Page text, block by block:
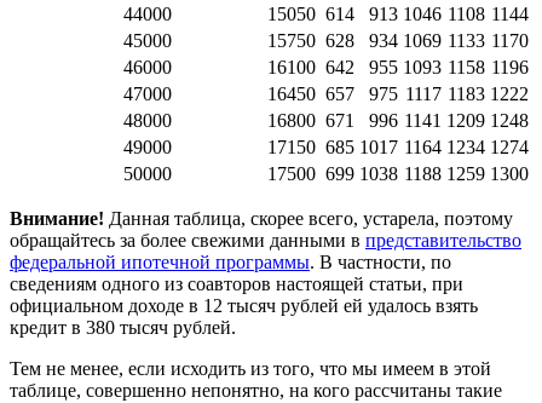
44000
15050 614 913 1046 1108 1144
45000
15750 628 934 1069 1133 1170
46000
16100 642 955 1093 1158 1196
47000
16450 657 975 1117 1183 1222
48000
16800 671 996 1141 1209 1248
49000
17150 685 1017 1164 1234 1274
50000
17500 699 1038 1188 1259 1300
Внимание! Данная таблица, скорее всего, устарела, поэтому
обращайтесь за более свежими данными в представительство
федеральной ипотечной программы. В частности, по
сведениям одного из соавторов настоящей статьи, при
официальном доходе в 12 тысяч рублей ей удалось взять
кредит в 380 тысяч рублей.
Тем не менее, если исходить из того, что мы имеем в этой
таблице, совершенно непонятно, на кого рассчитаны такие